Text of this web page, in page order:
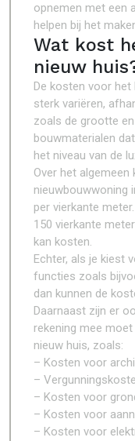
opnemen met een
helpen bij het
Wat kost
nieuw
De kosten voor het
sterk variëren,
zoals de grootte
bouwmaterialen
het niveau van de
Over het
nieuwbouwwoning
per vierkante
150 vierkante
kan kosten.
Echter, als je kiest
functies zoals
dan kunnen de
Daarnaast zijn er
rekening mee
nieuw huis, zoals:
– Kosten voor
–
– Kosten voor
– Kosten voor
– Kosten voor